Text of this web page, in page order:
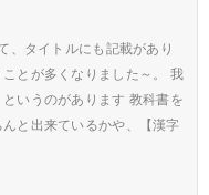
、タイトルにも記載があり
とが多くなりました～。 我
いうのがあります 教科書を
と出来ているかや、【漢字